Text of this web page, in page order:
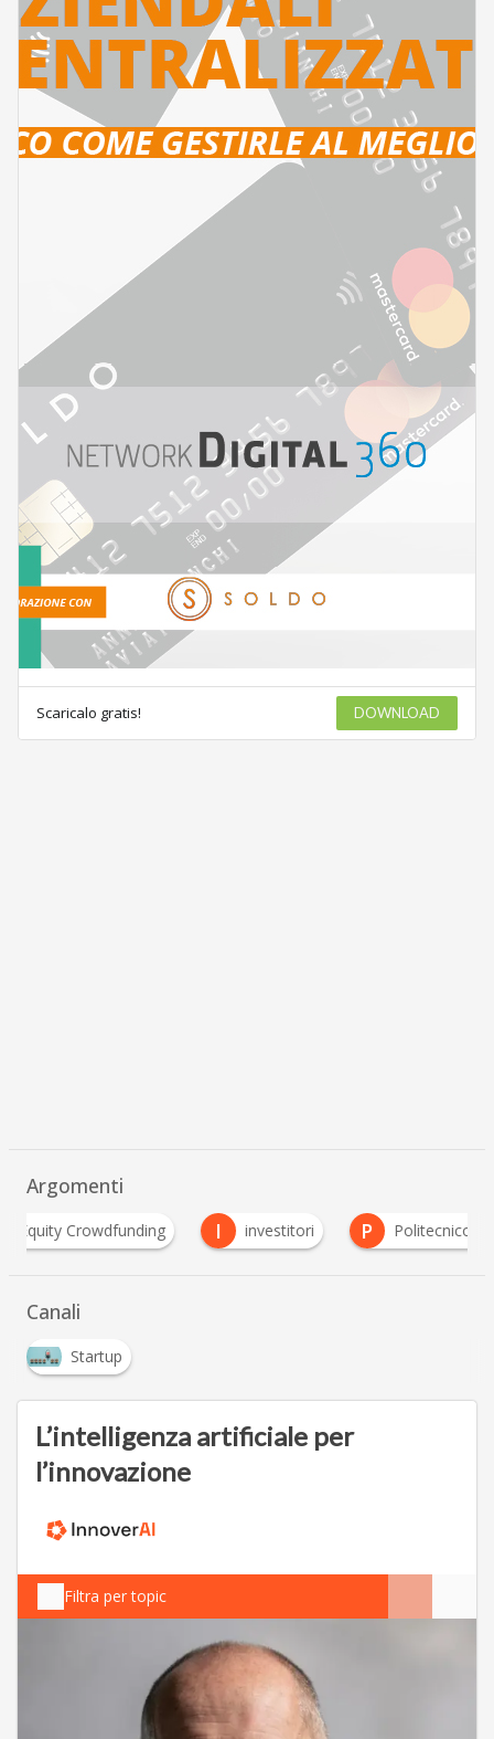
Scaricalo gratis! DOWNLOAD
Argomenti
I investitori P Politecnico di Milano
Canali
Startup
L’intelligenza artificiale per
l’innovazione
Filtra per topic